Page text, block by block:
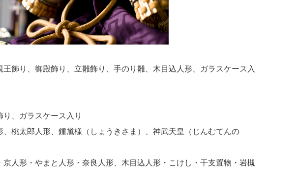
飾り、御殿飾り、立雛飾り、手のり雛、木目込人形、ガラスケース入
、ガラスケース入り
桃太郎人形、鍾馗様（しょうきさま）、神武天皇（じんむてんの
人形・やまと人形・奈良人形、木目込人形・こけし・干支置物・岩槻